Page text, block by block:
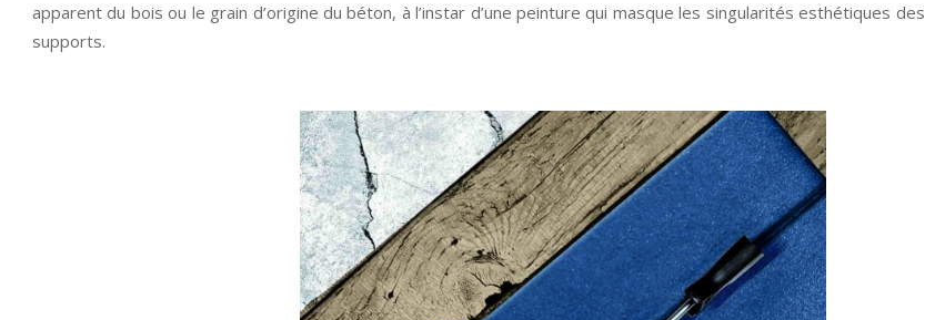
apparent du bois ou le grain d’origine du béton, à l’instar d’une peinture qui masque les singularités esthétiques des
supports.